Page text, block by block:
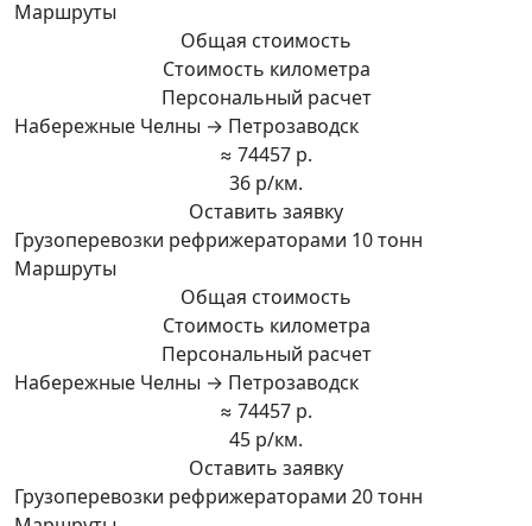
Маршруты
Общая стоимость
Стоимость километра
Персональный расчет
Набережные Челны → Петрозаводск
≈ 74457 р.
36 р/км.
Оставить заявку
Грузоперевозки рефрижераторами 10 тонн
Маршруты
Общая стоимость
Стоимость километра
Персональный расчет
Набережные Челны → Петрозаводск
≈ 74457 р.
45 р/км.
Оставить заявку
Грузоперевозки рефрижераторами 20 тонн